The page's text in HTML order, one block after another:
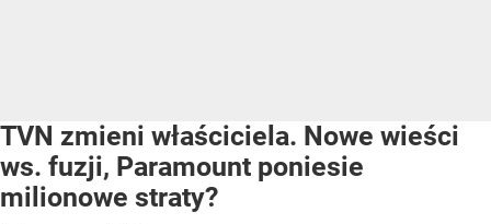
TVN zmieni właściciela. Nowe wieści
ws. fuzji, Paramount poniesie
milionowe straty?